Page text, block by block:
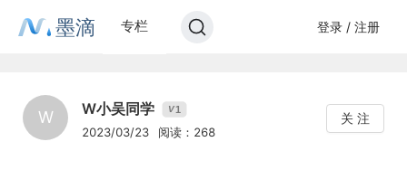
墨滴 专栏 登录 / 注册
W W小吴同学 V1
2023/03/23 阅读：268
关 注